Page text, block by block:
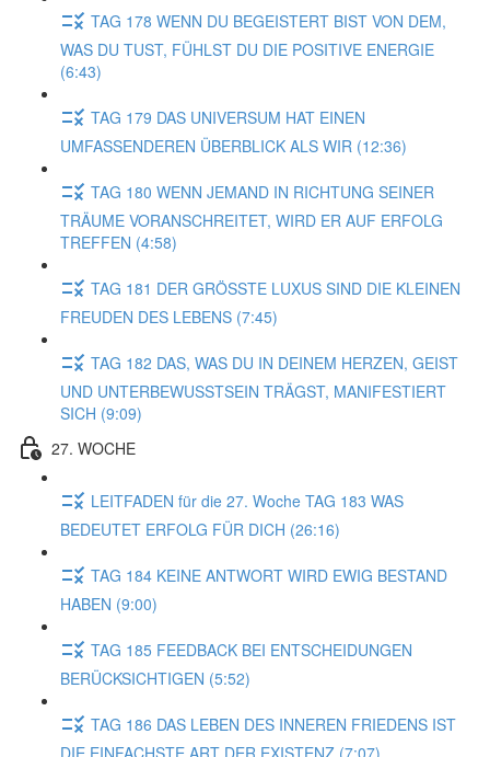
TAG 178 WENN DU BEGEISTERT BIST VON DEM,
WAS DU TUST, FÜHLST DU DIE POSITIVE ENERGIE
(6:43)
TAG 179 DAS UNIVERSUM HAT EINEN
UMFASSENDEREN ÜBERBLICK ALS WIR (12:36)
TAG 180 WENN JEMAND IN RICHTUNG SEINER
TRÄUME VORANSCHREITET, WIRD ER AUF ERFOLG
TREFFEN (4:58)
TAG 181 DER GRÖSSTE LUXUS SIND DIE KLEINEN
FREUDEN DES LEBENS (7:45)
TAG 182 DAS, WAS DU IN DEINEM HERZEN, GEIST
UND UNTERBEWUSSTSEIN TRÄGST, MANIFESTIERT
SICH (9:09)
27. WOCHE
LEITFADEN für die 27. Woche TAG 183 WAS
BEDEUTET ERFOLG FÜR DICH (26:16)
TAG 184 KEINE ANTWORT WIRD EWIG BESTAND
HABEN (9:00)
TAG 185 FEEDBACK BEI ENTSCHEIDUNGEN
BERÜCKSICHTIGEN (5:52)
TAG 186 DAS LEBEN DES INNEREN FRIEDENS IST
DIE EINFACHSTE ART DER EXISTENZ (7:07)